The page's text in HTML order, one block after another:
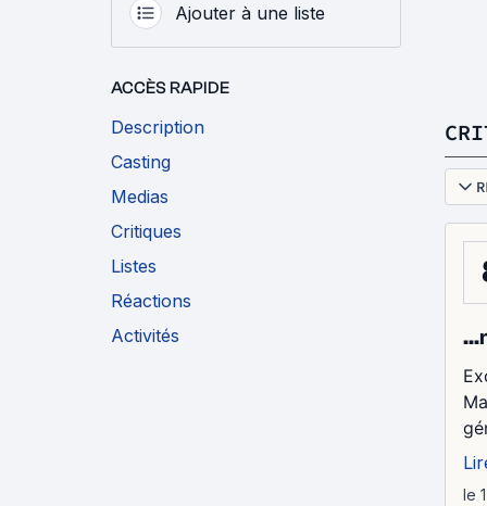
Ajouter à une liste
ACCÈS RAPIDE
Description
Casting
Medias
Critiques
Listes
Réactions
Activités
le